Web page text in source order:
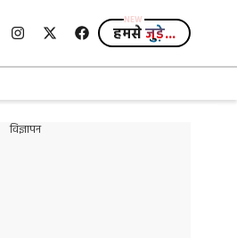
हमसेजुड़े...
विज्ञापन